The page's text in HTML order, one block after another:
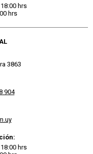
hrs
hrs
3863
904
hrs